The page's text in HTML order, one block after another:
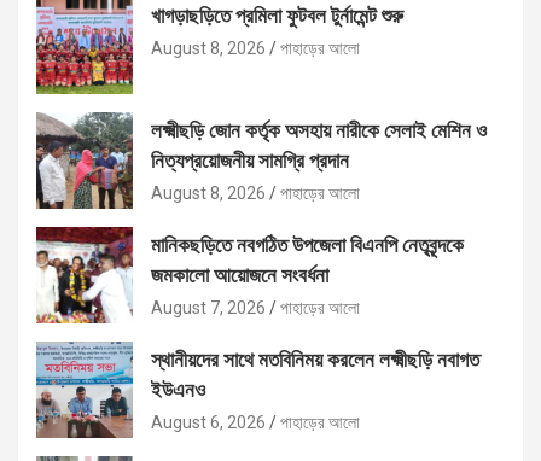
খাগড়াছড়িতে প্রমিলা ফুটবল টুর্নামেন্ট শুরু
August 8, 2026 পাহাড়ের আলো
লক্ষ্মীছড়ি জোন কর্তৃক অসহায় নারীকে সেলাই মেশিন ও
নিত্যপ্রয়োজনীয় সামগ্রি প্রদান
August 8, 2026 পাহাড়ের আলো
মানিকছড়িতে নবগঠিত উপজেলা বিএনপি নেতৃবৃন্দকে
জমকালো আয়োজনে সংবর্ধনা
August 7, 2026 পাহাড়ের আলো
স্থানীয়দের সাথে মতবিনিময় করলেন লক্ষ্মীছড়ি নবাগত
ইউএনও
August 6, 2026 পাহাড়ের আলো